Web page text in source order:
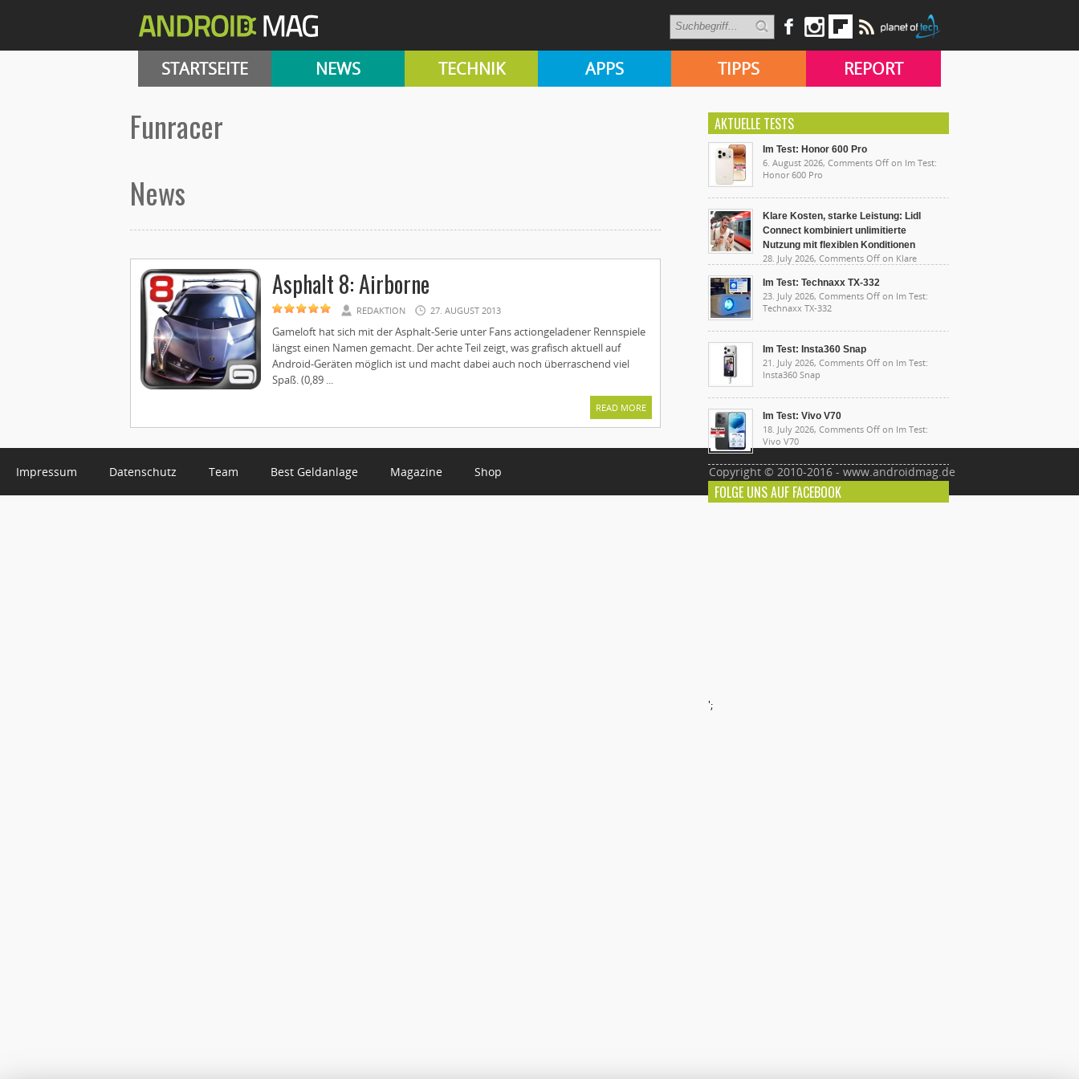
STARTSEITE NEWS TECHNIK APPS TIPPS REPORT
funracer
News
Asphalt 8: Airborne
REDAKTION 27. AUGUST 2013
Gameloft hat sich mit der Asphalt-Serie unter Fans actiongeladener Rennspiele
längst einen Namen gemacht. Der achte Teil zeigt, was grafisch aktuell auf
Android-Geräten möglich ist und macht dabei auch noch überraschend viel
Spaß. (0,89 ...
READ MORE
AKTUELLE TESTS
Im Test: Honor 600 Pro
6. August 2026, Comments Off on Im Test:
Honor 600 Pro
Klare Kosten, starke Leistung: Lidl
Connect kombiniert unlimitierte
Nutzung mit flexiblen Konditionen
28. July 2026, Comments Off on Klare
unlimitierte Nutzung mit flexiblen Konditionen
Im Test: Technaxx TX-332
23. July 2026, Comments Off on Im Test:
Technaxx TX-332
Im Test: Insta360 Snap
21. July 2026, Comments Off on Im Test:
Insta360 Snap
Im Test: Vivo V70
18. July 2026, Comments Off on Im Test:
Vivo V70
FOLGE UNS AUF FACEBOOK
';
Impressum Datenschutz Team Best Geldanlage Magazine Shop Copyright © 2010-2016 - www.androidmag.de